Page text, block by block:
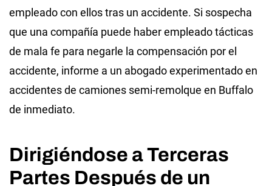
empleado con ellos tras un accidente. Si sospecha
que una compañía puede haber empleadotácticas
de mala fe para negarle la compensación por el
accidente, informe a un abogado experimentado en
accidentes de camiones semi-remolque en Buffalo
de inmediato.
Dirigiéndose a Terceras
Partes Después de un